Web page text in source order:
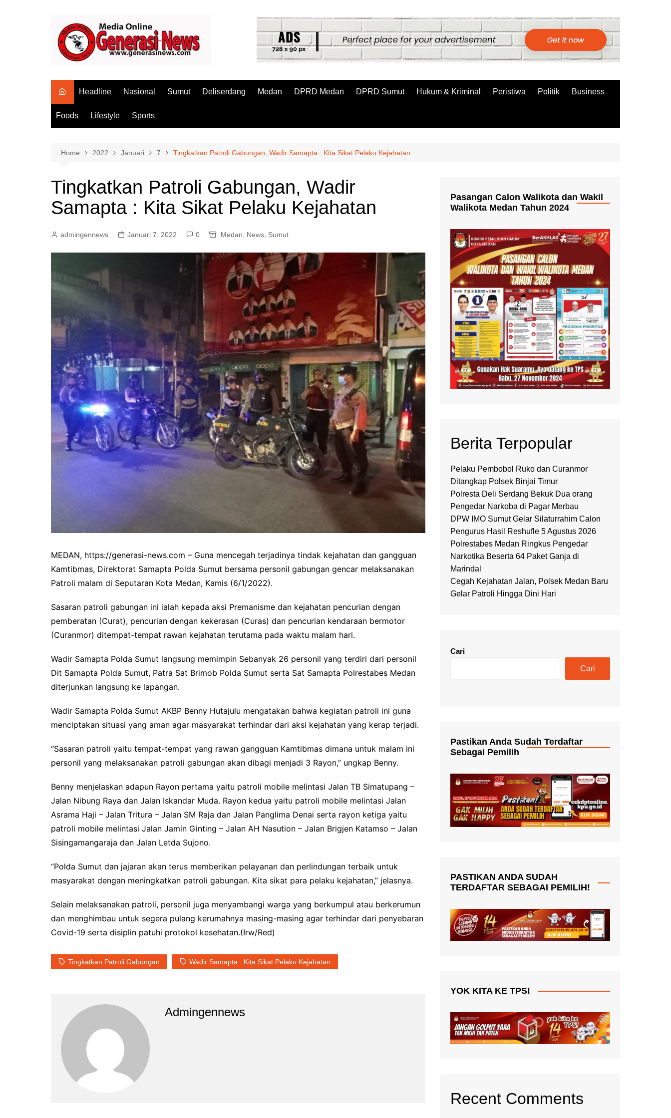
Headline Nasional Sumut Deliserdang Medan DPRD Medan DPRD Sumut Hukum & Kriminal Peristiwa Politik Business
Foods Lifestyle Sports
Home 2022 Januari 7 Tingkatkan Patroli Gabungan, Wadir Samapta : Kita Sikat Pelaku Kejahatan
Tingkatkan Patroli Gabungan, Wadir
Samapta : Kita Sikat Pelaku Kejahatan
admingennews Januari 7, 2022 0 Medan News Sumut
MEDAN, https://generasi-news.com – Guna mencegah terjadinya tindak kejahatan dan gangguan
Kamtibmas, Direktorat Samapta Polda Sumut bersama personil gabungan gencar melaksanakan
Patroli malam di Seputaran Kota Medan, Kamis (6/1/2022).
Sasaran patroli gabungan ini ialah kepada aksi Premanisme dan kejahatan pencurian dengan
pemberatan (Curat), pencurian dengan kekerasan (Curas) dan pencurian kendaraan bermotor
(Curanmor) ditempat-tempat rawan kejahatan terutama pada waktu malam hari.
Wadir Samapta Polda Sumut langsung memimpin Sebanyak 26 personil yang terdiri dari personil
Dit Samapta Polda Sumut, Patra Sat Brimob Polda Sumut serta Sat Samapta Polrestabes Medan
diterjunkan langsung ke lapangan.
Wadir Samapta Polda Sumut AKBP Benny Hutajulu mengatakan bahwa kegiatan patroli ini guna
menciptakan situasi yang aman agar masyarakat terhindar dari aksi kejahatan yang kerap terjadi.
“Sasaran patroli yaitu tempat-tempat yang rawan gangguan Kamtibmas dimana untuk malam ini
personil yang melaksanakan patroli gabungan akan dibagi menjadi 3 Rayon,” ungkap Benny.
Benny menjelaskan adapun Rayon pertama yaitu patroli mobile melintasi Jalan TB Simatupang –
Jalan Nibung Raya dan Jalan Iskandar Muda. Rayon kedua yaitu patroli mobile melintasi Jalan
Asrama Haji – Jalan Tritura – Jalan SM Raja dan Jalan Panglima Denai serta rayon ketiga yaitu
patroli mobile melintasi Jalan Jamin Ginting – Jalan AH Nasution – Jalan Brigjen Katamso – Jalan
Sisingamangaraja dan Jalan Letda Sujono.
“Polda Sumut dan jajaran akan terus memberikan pelayanan dan perlindungan terbaik untuk
masyarakat dengan meningkatkan patroli gabungan. Kita sikat para pelaku kejahatan,” jelasnya.
Selain melaksanakan patroli, personil juga menyambangi warga yang berkumpul atau berkerumun
dan menghimbau untuk segera pulang kerumahnya masing-masing agar terhindar dari penyebaran
Covid-19 serta disiplin patuhi protokol kesehatan.(Irw/Red)
Tingkatkan Patroli Gabungan Wadir Samapta : Kita Sikat Pelaku Kejahatan
Admingennews
Pasangan Calon Walikota dan Wakil
Walikota Medan Tahun 2024
Berita Terpopular
Pelaku Pembobol Ruko dan Curanmor
Ditangkap Polsek Binjai Timur
Polresta Deli Serdang Bekuk Dua orang
Pengedar Narkoba di Pagar Merbau
DPW IMO Sumut Gelar Silaturrahim Calon
Pengurus Hasil Reshufle 5 Agustus 2026
Polrestabes Medan Ringkus Pengedar
Narkotika Beserta 64 Paket Ganja di
Marindal
Cegah Kejahatan Jalan, Polsek Medan Baru
Gelar Patroli Hingga Dini Hari
Cari
Cari
Pastikan Anda Sudah Terdaftar
Sebagai Pemilih
PASTIKAN ANDA SUDAH
TERDAFTAR SEBAGAI PEMILIH!
YOK KITA KE TPS!
Recent Comments